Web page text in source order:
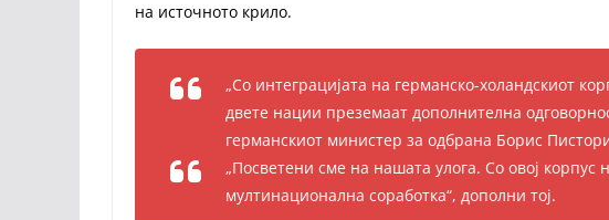
на источното крило.
„Со интеграцијата на германско-холандскиот
двете нации преземаат дополнителна
германскиот министер за одбрана Борис
„Посветени сме на нашата улога. Со овој
мултинационална соработка“, дополни тој.